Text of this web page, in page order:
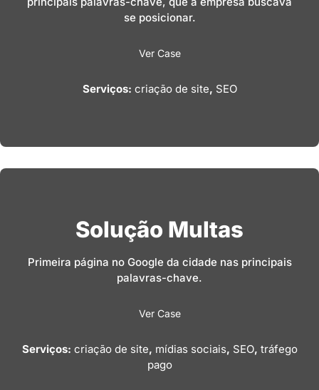
se posicionar.
Ver Case
Serviços: criação de site, SEO
Solução Multas
Primeira página no Google da cidade nas principais
palavras-chave.
Ver Case
Serviços: criação de site, mídias sociais, SEO, tráfego
pago